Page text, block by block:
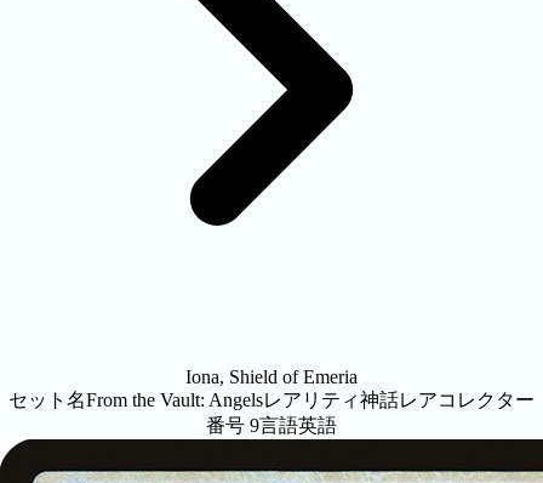
Iona, Shield of Emeria
セット名From the Vault: Angelsレアリティ神話レアコレクター
番号 9言語英語